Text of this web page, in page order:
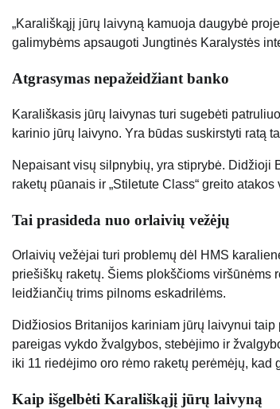
„Karališkąjį jūrų laivyną kamuoja daugybė
galimybėms apsaugoti Jungtinės Karalystės
Atgrasymas nepažeidžiant banko
Karališkasis jūrų laivynas turi sugebėti
karinio jūrų laivyno. Yra būdas suskirstyti ratą
Nepaisant visų silpnybių, yra stiprybė. Didžioji
raketų pūanais ir „Stiletute Class“ greito
Tai prasideda nuo orlaivių vežėjų
Orlaivių vežėjai turi problemų dėl HMS
priešiškų raketų. Šiems plokščioms
leidžiančių trims pilnoms eskadrilėms.
Didžiosios Britanijos kariniam jūrų laivynui
pareigas vykdo žvalgybos, stebėjimo ir
iki 11 riedėjimo oro rėmo raketų perėmėjų,
Kaip išgelbėti Karališkąjį jūrų laivyną